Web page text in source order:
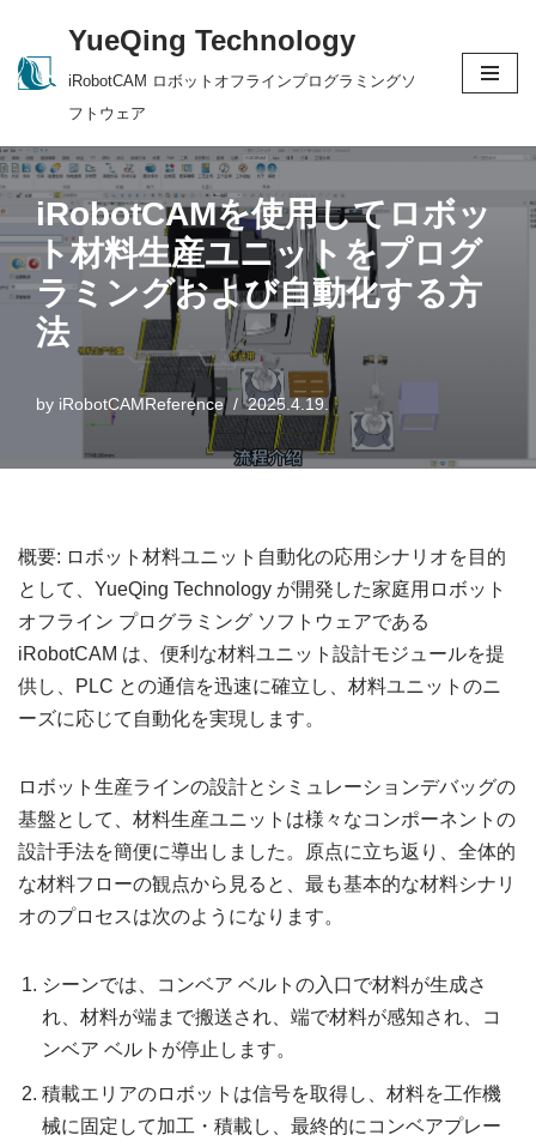
Skip
YueQing Technology
iRobotCAM ロボットオフラインプログラミングソ
フトウェア
iRobotCAMを使用してロボッ
ト材料生産ユニットをプログ
ラミングおよび自動化する方
法
by iRobotCAMReference 2025.4.19.
概要: ロボット材料ユニット自動化の応用シナリオを目的
として、YueQing Technology が開発した家庭用ロボット
オフライン プログラミング ソフトウェアである
iRobotCAM は、便利な材料ユニット設計モジュールを提
供し、PLC との通信を迅速に確立し、材料ユニットのニ
ーズに応じて自動化を実現します。
ロボット生産ラインの設計とシミュレーションデバッグの
基盤として、材料生産ユニットは様々なコンポーネントの
設計手法を簡便に導出しました。原点に立ち返り、全体的
な材料フローの観点から見ると、最も基本的な材料シナリ
オのプロセスは次のようになります。
シーンでは、コンベア ベルトの入口で材料が生成さ
れ、材料が端まで搬送され、端で材料が感知され、コ
ンベア ベルトが停止します。
積載エリアのロボットは信号を取得し、材料を工作機
械に固定して加工・積載し、最終的にコンベアプレー